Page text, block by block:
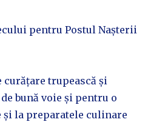
pentru Postul Nașterii
trupească și
bună voie și pentru o
la preparatele culinare